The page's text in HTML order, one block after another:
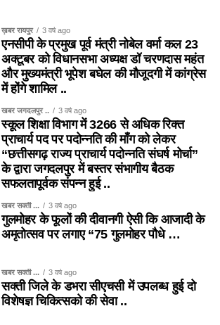
ख़बर रायपुर 3 वर्ष ago
एनसीपी के प्रमुख पूर्व मंत्री नोबेल वर्मा कल 23
अक्टूबर को विधानसभा अध्यक्ष डॉ चरणदास महंत
और मुख्यमंत्री भूपेश बघेल की मौजूदगी में कांग्रेस
में होंगे शामिल ..
खबर जगदलपुर .. 3 वर्ष ago
स्कूल शिक्षा विभाग में 3266 से अधिक रिक्त
प्राचार्य पद पर पदोन्नति की माँग को लेकर
“छत्तीसगढ़ राज्य प्राचार्य पदोन्नति संघर्ष मोर्चा”
के द्वारा जगदलपुर में बस्तर संभागीय बैठक
सफलतापूर्वक संपन्न हुई ..
खबर सक्ती ... 3 वर्ष ago
गुलमोहर के फूलों की दीवानगी ऐसी कि आजादी के
अमृतोत्सव पर लगाए “75 गुलमोहर पौधे …
खबर सक्ती ... 3 वर्ष ago
सक्ती जिले के डभरा सीएचसी में उपलब्ध हुई दो
विशेषज्ञ चिकित्सको की सेवा ..